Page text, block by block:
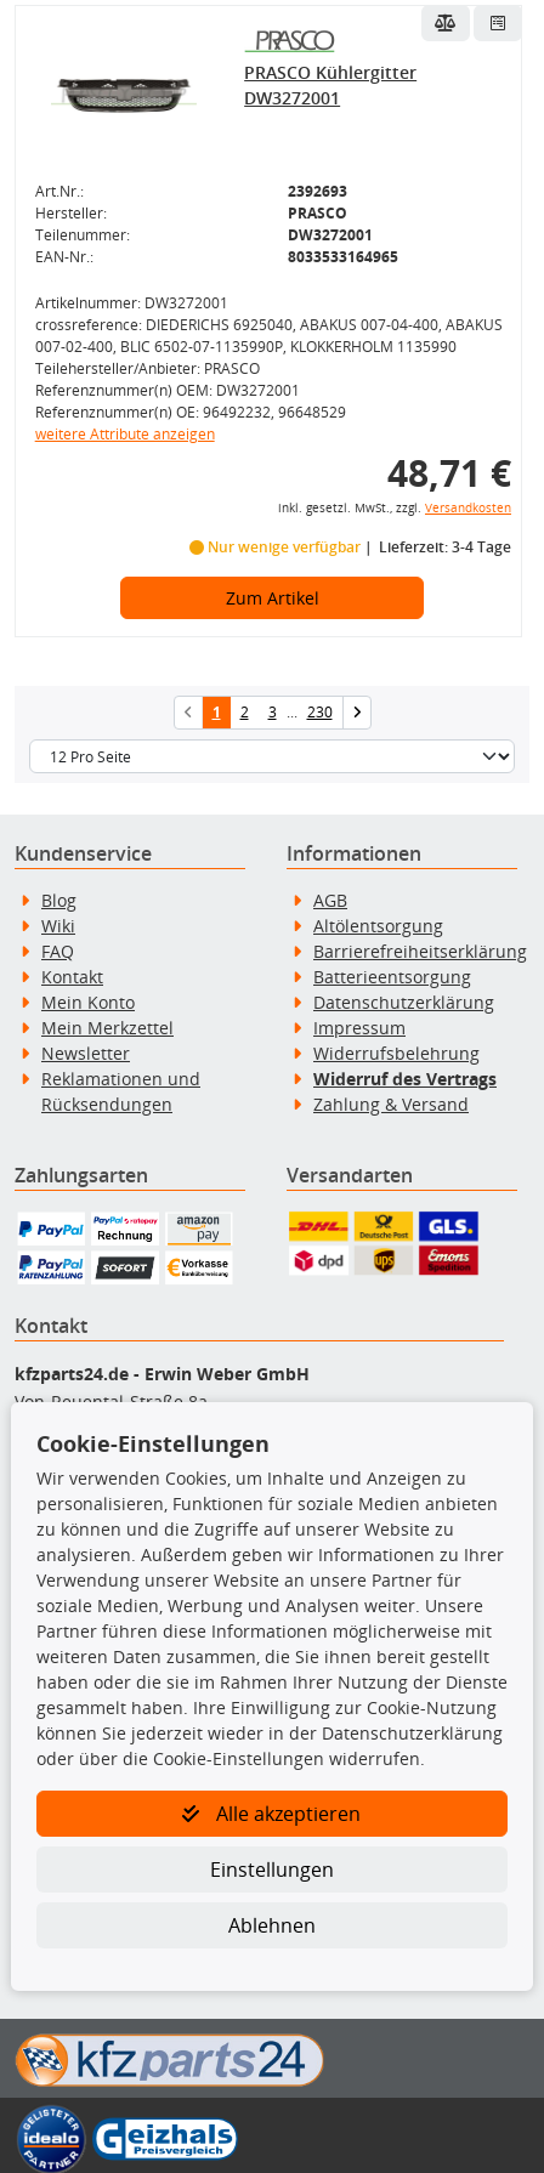
PRASCO Kühlergitter
DW3272001
Art.Nr.:
2392693
Hersteller:
PRASCO
Teilenummer:
DW3272001
EAN-Nr.:
8033533164965
Artikelnummer: DW3272001
crossreference: DIEDERICHS 6925040, ABAKUS 007-04-400, ABAKUS
007-02-400, BLIC 6502-07-1135990P, KLOKKERHOLM 1135990
Teilehersteller/Anbieter: PRASCO
Referenznummer(n) OEM: DW3272001
Referenznummer(n) OE: 96492232, 96648529
weitere Attribute anzeigen
48,71 €
inkl. gesetzl. MwSt., zzgl. Versandkosten
Nur wenige verfügbar Lieferzeit: 3-4 Tage
Zum Artikel
1 2 3 ... 230
Kundenservice
Blog
Wiki
FAQ
Kontakt
Mein Konto
Mein Merkzettel
Newsletter
Reklamationen und
Rücksendungen
Informationen
AGB
Altölentsorgung
Barrierefreiheitserklärung
Batterieentsorgung
Datenschutzerklärung
Impressum
Widerrufsbelehrung
Widerruf des Vertrags
Zahlung & Versand
Zahlungsarten Versandarten
Kontakt
kfzparts24.de - Erwin Weber GmbH
Von-Reuental-Straße 8a
85376 Hetzenhausen
+49 (0) 8165 / 948 77 24
shop@kfzparts24.de
Top Produkte
Dachboxen
Dachgrundträger
Ersatzteile
Fahrradträger
Motoröle
Pflege- & Wartungsmittel
Schneeketten
vorherige Zustimmung von TecDoc zu vervielfältigen, zu verbreiten
und/oder diese Handlungen durch Dritte ausführen zu lassen. Ein
Zuwiderhandeln stellt eine Urheberrechtsverletzung dar und wird verfolgt.
Bitte prüfen Sie, ob das über unseren Onlineshop identifizierte Ersatzteil
auch tatsächlich dem gesuchten Ersatzteil entspricht.
Cookie-Einstellungen
Wir verwenden Cookies, um Inhalte und Anzeigen zu
personalisieren, Funktionen für soziale Medien anbieten
zu können und die Zugriffe auf unserer Website zu
analysieren. Außerdem geben wir Informationen zu Ihrer
Verwendung unserer Website an unsere Partner für
soziale Medien, Werbung und Analysen weiter. Unsere
Partner führen diese Informationen möglicherweise mit
weiteren Daten zusammen, die Sie ihnen bereit gestellt
haben oder die sie im Rahmen Ihrer Nutzung der Dienste
gesammelt haben. Ihre Einwilligung zur Cookie-Nutzung
können Sie jederzeit wieder in der Datenschutzerklärung
oder über die Cookie-Einstellungen widerrufen.
Alle akzeptieren
Einstellungen
Ablehnen